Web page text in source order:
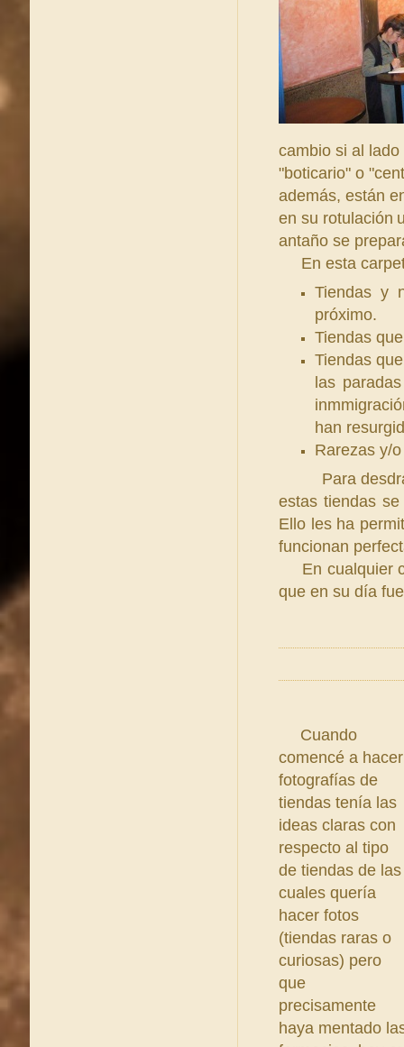
cambio si al
"boticario" o
además, están
en su rotulación
antaño se
En esta
Tiendas y
próximo.
Tiendas
Tiendas
las
han
Rarezas y/
Para
estas tiendas
Ello les ha
funcionan
En cualquier
que en su día
Cuando
comencé a hacer
fotografías de
tiendas tenía las
ideas claras con
respecto al tipo
de tiendas de las
cuales quería
hacer fotos
(tiendas raras o
curiosas) pero
que
precisamente
haya mentado